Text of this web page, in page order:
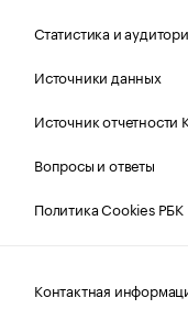
Статистика и
Источники данных
Источник отчетности
Вопросы и ответы
Политика Cookies РБК
Контактная